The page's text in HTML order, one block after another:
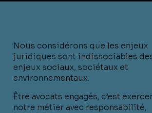
Nous considérons que les enjeux
juridiques sont indissociables
enjeux sociaux, sociétaux et
environnementaux.
Être avocats engagés, c’est
notre métier avec responsabilité,